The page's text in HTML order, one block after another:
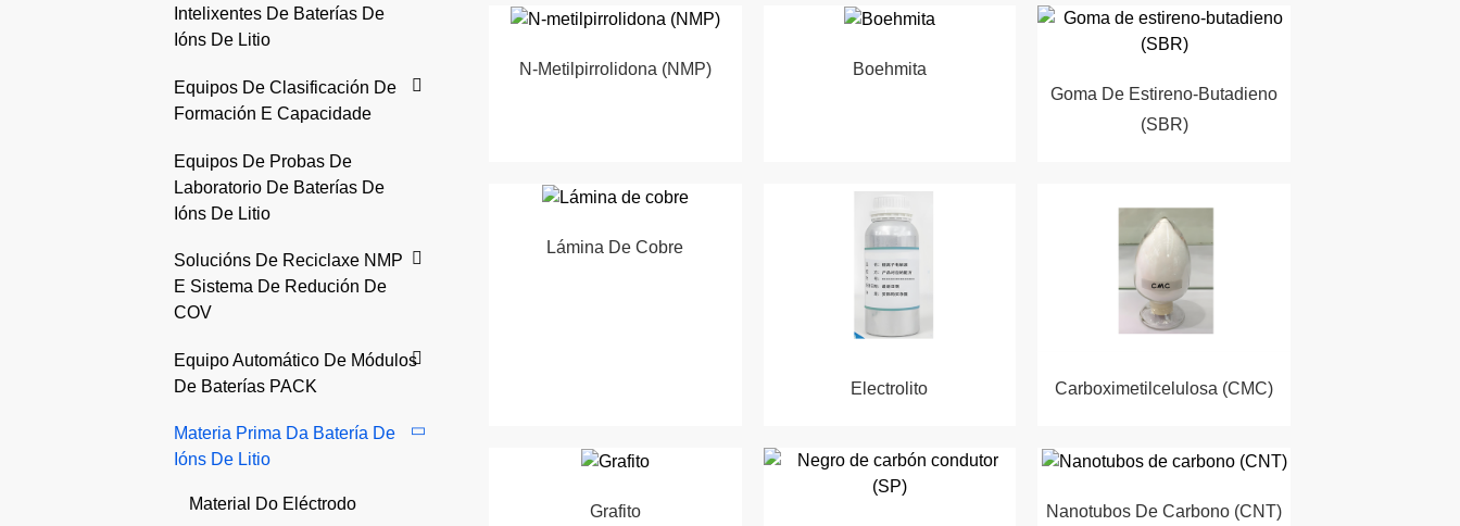
Intelixentes De Baterías De
Ións De Litio
Equipos De Clasificación De
Formación E Capacidade
Equipos De Probas De
Laboratorio De Baterías De
Ións De Litio
Solucións De Reciclaxe NMP
E Sistema De Redución De
COV
Equipo Automático De Módulos
De Baterías PACK
Materia Prima Da Batería De
Ións De Litio
Material Do Eléctrodo
N-Metilpirrolidona (NMP)
Boehmita
Goma De Estireno-Butadieno
(SBR)
Lámina De Cobre
Electrolito Carboximetilcelulosa (CMC)
Grafito
Nanotubos De Carbono (CNT)